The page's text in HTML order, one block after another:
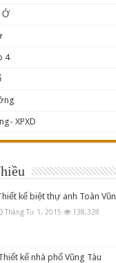
Ở
4
XPXD
kế biệt thự anh Toàn
Tháng Tư 1, 2015 138,328
kế nhà phố Vũng Tàu